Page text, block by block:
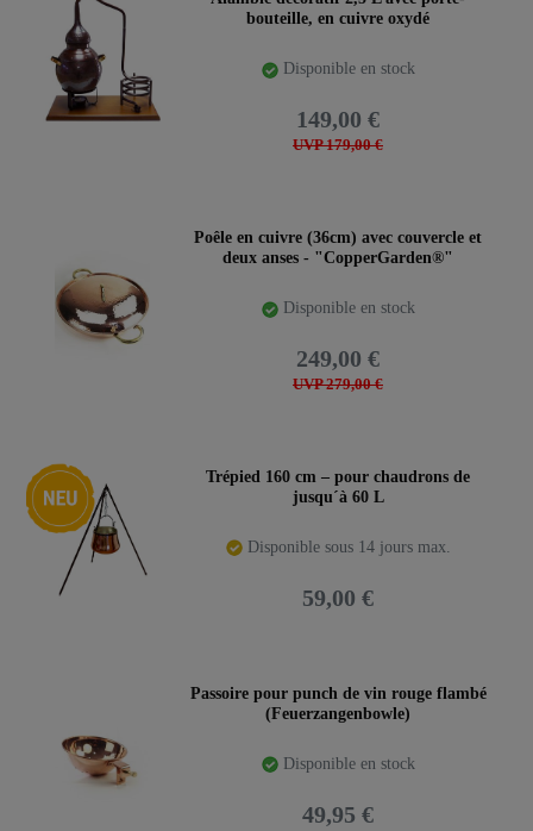
bouteille, en cuivre oxydé
Disponible en stock
UVP 179,00 €
149,00 €
Poêle en cuivre (36cm) avec couvercle et
deux anses - "CopperGarden®"
Disponible en stock
UVP 279,00 €
249,00 €
Nouveauté
Trépied 160 cm – pour chaudrons de
jusqu´à 60 L
Disponible sous 14 jours max.
59,00 €
Passoire pour punch de vin rouge flambé
(Feuerzangenbowle)
Disponible en stock
49,95 €